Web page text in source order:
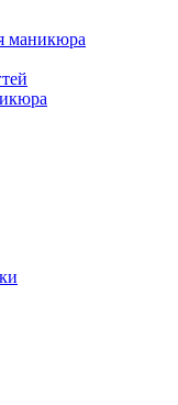
маникюра